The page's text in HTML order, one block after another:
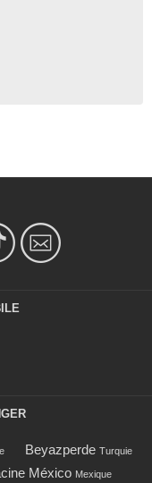
Beyazperde Turquie
México Mexique